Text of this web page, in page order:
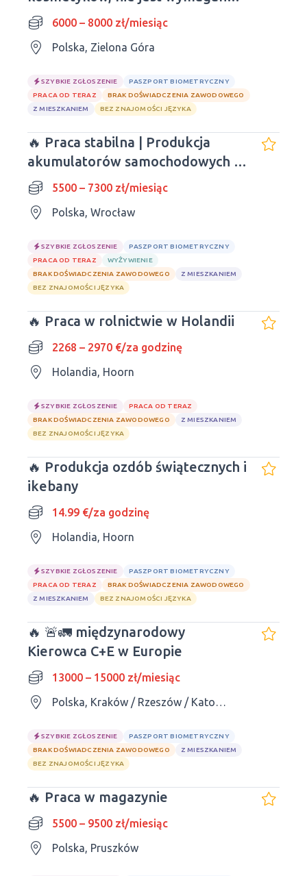
doświadczenie i znajomość
języków obcych
6000 – 8000 zł/miesiąc
Polska, Zielona Góra
SZYBKIE ZGŁOSZENIE
PASZPORT BIOMETRYCZNY
PRACA OD TERAZ
BRAK DOŚWIADCZENIA ZAWODOWEGO
Z MIESZKANIEM
BEZ ZNAJOMOŚCI JĘZYKA
🔥 Praca stabilna | Produkcja
akumulatorów samochodowych |
Wrocław5500 – 7300 zł/miesiąc
Polska, Wrocław
SZYBKIE ZGŁOSZENIE
PASZPORT BIOMETRYCZNY
PRACA OD TERAZ
WYŻYWIENIE
BRAK DOŚWIADCZENIA ZAWODOWEGO
Z MIESZKANIEM
BEZ ZNAJOMOŚCI JĘZYKA
🔥 Praca w rolnictwie w Holandii
2268 – 2970 €/za godzinę
Holandia, Hoorn
SZYBKIE ZGŁOSZENIE
PRACA OD TERAZ
BRAK DOŚWIADCZENIA ZAWODOWEGO
Z MIESZKANIEM
BEZ ZNAJOMOŚCI JĘZYKA
🔥 Produkcja ozdób świątecznych i
ikebany
14.99 €/za godzinę
Holandia, Hoorn
SZYBKIE ZGŁOSZENIE
PASZPORT BIOMETRYCZNY
PRACA OD TERAZ
BRAK DOŚWIADCZENIA ZAWODOWEGO
Z MIESZKANIEM
BEZ ZNAJOMOŚCI JĘZYKA
🔥 🚨🚛 międzynarodowy
Kierowca C+E w Europie
13000 – 15000 zł/miesiąc
Polska, Kraków / Rzeszów / Katowice / Kielce / Lublin
SZYBKIE ZGŁOSZENIE
PASZPORT BIOMETRYCZNY
BRAK DOŚWIADCZENIA ZAWODOWEGO
Z MIESZKANIEM
BEZ ZNAJOMOŚCI JĘZYKA
🔥 Praca w magazynie
5500 – 9500 zł/miesiąc
Polska, Pruszków